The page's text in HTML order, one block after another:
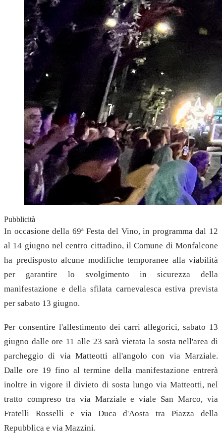
Pubblicità
In occasione della 69ª Festa del Vino, in programma dal 12
al 14 giugno nel centro cittadino, il Comune di Monfalcone
ha predisposto alcune modifiche temporanee alla viabilità
per garantire lo svolgimento in sicurezza della
manifestazione e della sfilata carnevalesca estiva prevista
per sabato 13 giugno.
Per consentire l'allestimento dei carri allegorici, sabato 13
giugno dalle ore 11 alle 23 sarà vietata la sosta nell'area di
parcheggio di via Matteotti all'angolo con via Marziale.
Dalle ore 19 fino al termine della manifestazione entrerà
inoltre in vigore il divieto di sosta lungo via Matteotti, nel
tratto compreso tra via Marziale e viale San Marco, via
Fratelli Rosselli e via Duca d'Aosta tra Piazza della
Repubblica e via Mazzini.